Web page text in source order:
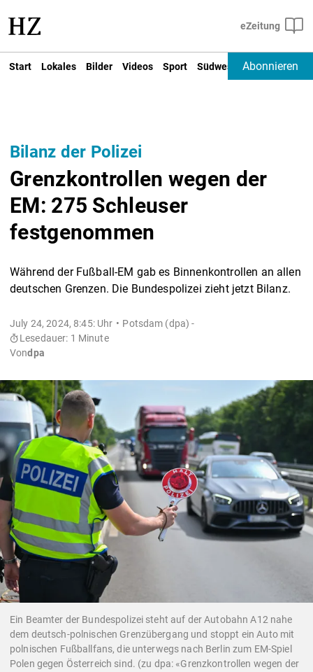
Start Lokales Bilder Videos Sport Südwest Deutschland
Abonnieren
Bilanz der Polizei
Grenzkontrollen wegen der
EM: 275 Schleuser
festgenommen
Während der Fußball-EM gab es Binnenkontrollen an allen
deutschen Grenzen. Die Bundespolizei zieht jetzt Bilanz.
July 24, 2024, 8:45: Uhr
Potsdam (dpa) -
Lesedauer: 1 Minute
Vondpa
Ein Beamter der Bundespolizei steht auf der Autobahn A12 nahe
dem deutsch-polnischen Grenzübergang und stoppt ein Auto mit
polnischen Fußballfans, die unterwegs nach Berlin zum EM-Spiel
Polen gegen Österreich sind. (zu dpa: «Grenzkontrollen wegen der